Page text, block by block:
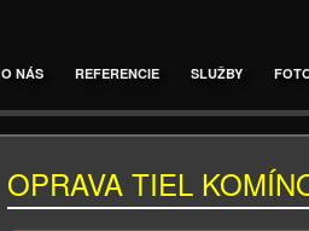
O NÁS REFERENCIE SLUŽBY
OPRAVA TIEL